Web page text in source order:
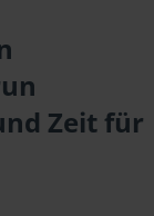
Zeit für